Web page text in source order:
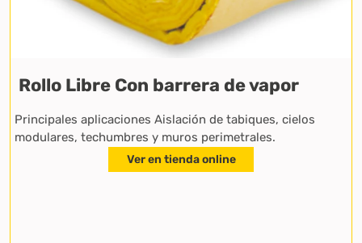
Rollo Libre Con barrera de vapor
Principales aplicaciones Aislación de tabiques, cielos
modulares, techumbres y muros perimetrales.
Ver en tienda online